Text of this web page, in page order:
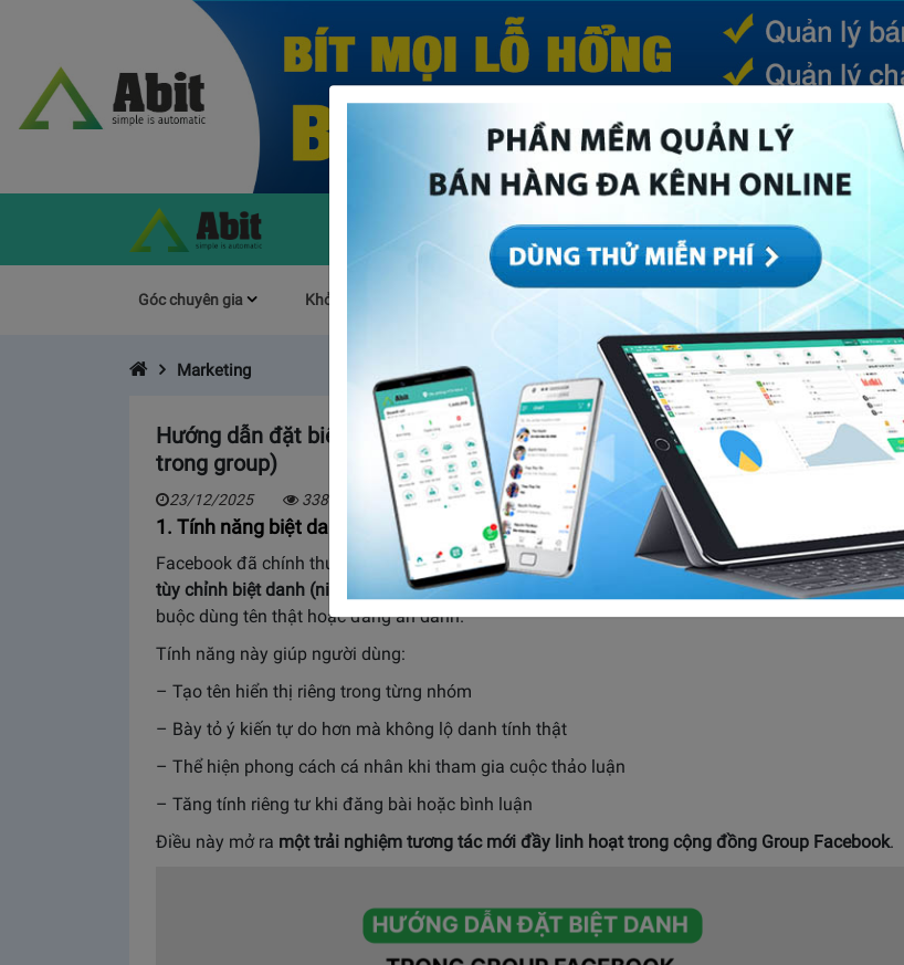
(CURRENT)
Góc chuyên gia Khởi Nghiệp Mục khác Quản trị
Marketing
Hướng dẫn đặt biệt danh trong nhóm Facebook (dạng ẩn danh, chỉ hiển thị
trong group)
23/12/2025 3387
1. Tính năng biệt danh mới trên Facebook Groups là gì?
Facebook đã chính thức ra mắt tính năng mới cho phép thành viên trong nhóm Facebookcó thể
tùy chỉnh biệt danh (nickname) và avatar riêng khi tham gia thảo luận trong Groupthay vì bắt
buộc dùng tên thật hoặc đăng ẩn danh.
Tính năng này giúp người dùng:
– Tạo tên hiển thị riêng trong từng nhóm
– Bày tỏ ý kiến tự do hơn mà không lộ danh tính thật
– Thể hiện phong cách cá nhân khi tham gia cuộc thảo luận
– Tăng tính riêng tư khi đăng bài hoặc bình luận
Điều này mở ra một trải nghiệm tương tác mới đầy linh hoạt trong cộng đồng Group Facebook.